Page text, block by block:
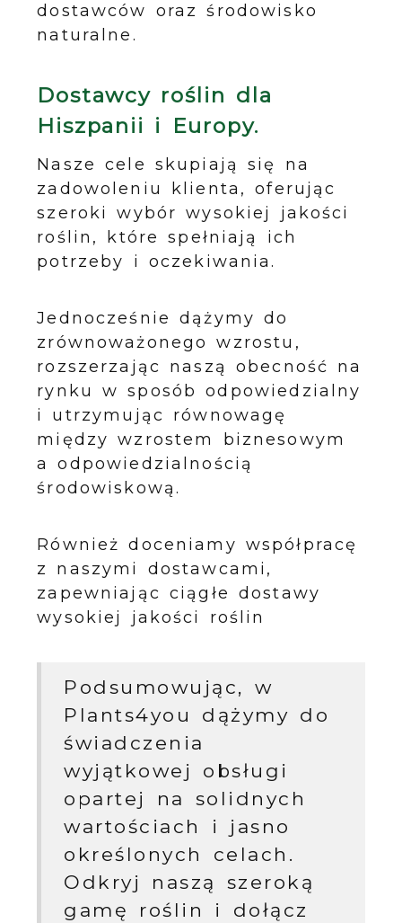
dostawców oraz środowisko
naturalne.
Dostawcy roślin dla
Hiszpanii i Europy.
Nasze cele skupiają się na
zadowoleniu klienta, oferując
szeroki wybór wysokiej jakości
roślin, które spełniają ich
potrzeby i oczekiwania.
Jednocześnie dążymy do
zrównoważonego wzrostu,
rozszerzając naszą obecność na
rynku w sposób odpowiedzialny
i utrzymując równowagę
między wzrostem biznesowym
a odpowiedzialnością
środowiskową.
Również doceniamy współpracę
z naszymi dostawcami,
zapewniając ciągłe dostawy
wysokiej jakości roślin
Podsumowując, w
Plants4you dążymy do
świadczenia
wyjątkowej obsługi
opartej na solidnych
wartościach i jasno
określonych celach.
Odkryj naszą szeroką
gamę roślin i dołącz